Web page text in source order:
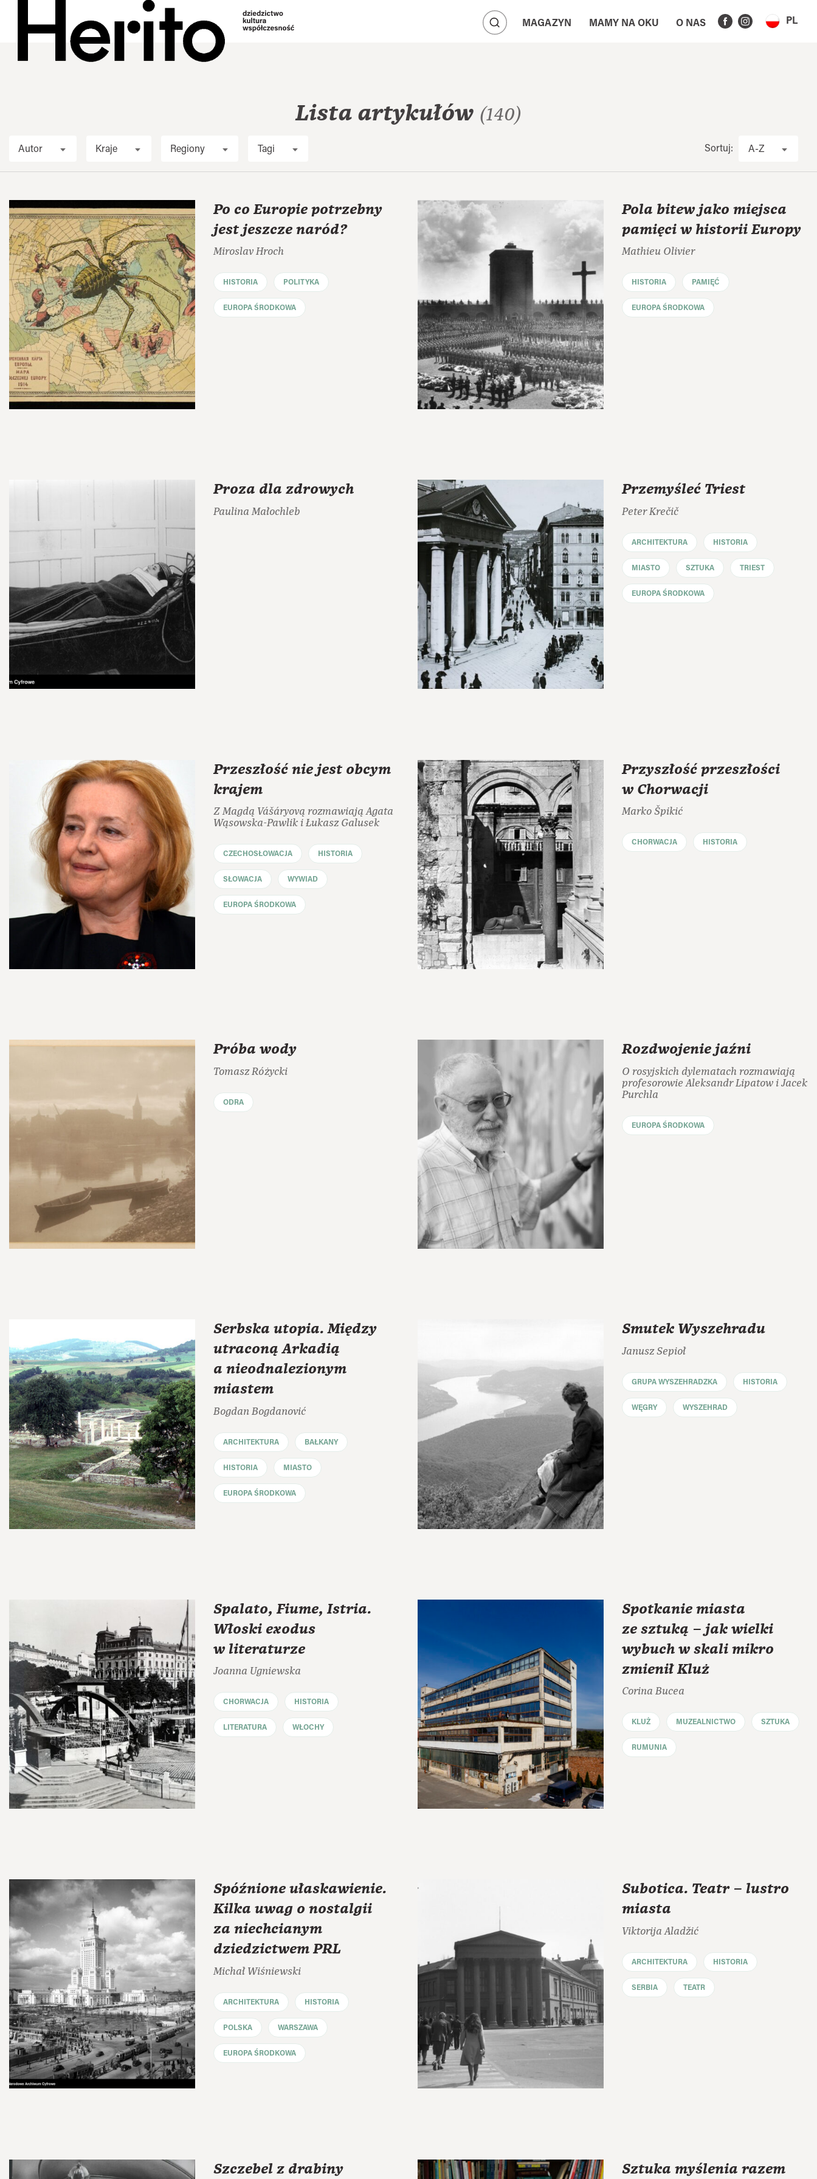
MAGAZYN MAMY NA OKU O NAS PL
Lista artykułów (140)
Autor Kraje Regiony Tagi Sortuj: A-Z
Po co Europie potrzebny
jest jeszcze naród?
Miroslav Hroch
HISTORIA POLITYKA
EUROPA ŚRODKOWA
Pola bitew jako miejsca
pamięci w historii Europy
Mathieu Olivier
HISTORIA PAMIĘĆ
EUROPA ŚRODKOWA
Proza dla zdrowych
Paulina Małochleb
Przemyśleć Triest
Peter Krečič
ARCHITEKTURA HISTORIA
MIASTO SZTUKA TRIEST
EUROPA ŚRODKOWA
Przeszłość nie jest obcym
krajem
Z Magdą Vášáryovą rozmawiają Agata
Wąsowska-Pawlik i Łukasz Galusek
CZECHOSŁOWACJA HISTORIA
SŁOWACJA WYWIAD
EUROPA ŚRODKOWA
Przyszłość przeszłości
w Chorwacji
Marko Špikić
CHORWACJA HISTORIA
Próba wody
Tomasz Różycki
ODRA
Rozdwojenie jaźni
O rosyjskich dylematach rozmawiają
profesorowie Aleksandr Lipatow i Jacek
Purchla
EUROPA ŚRODKOWA
Serbska utopia. Między
utraconą Arkadią
a nieodnalezionym
miastem
Bogdan Bogdanović
ARCHITEKTURA BAŁKANY
HISTORIA MIASTO
EUROPA ŚRODKOWA
Smutek Wyszehradu
Janusz Sepioł
GRUPA WYSZEHRADZKA HISTORIA
WĘGRY WYSZEHRAD
Spalato, Fiume, Istria.
Włoski exodus
w literaturze
Joanna Ugniewska
CHORWACJA HISTORIA
LITERATURA WŁOCHY
Spotkanie miasta
ze sztuką – jak wielki
wybuch w skali mikro
zmienił Kluż
Corina Bucea
KLUŻ MUZEALNICTWO SZTUKA
RUMUNIA
Spóźnione ułaskawienie.
Kilka uwag o nostalgii
za niechcianym
dziedzictwem PRL
Michał Wiśniewski
ARCHITEKTURA HISTORIA
POLSKA WARSZAWA
EUROPA ŚRODKOWA
Subotica. Teatr – lustro
miasta
Viktorija Aladžić
ARCHITEKTURA HISTORIA
SERBIA TEATR
Szczebel z drabiny Sztuka myślenia razem